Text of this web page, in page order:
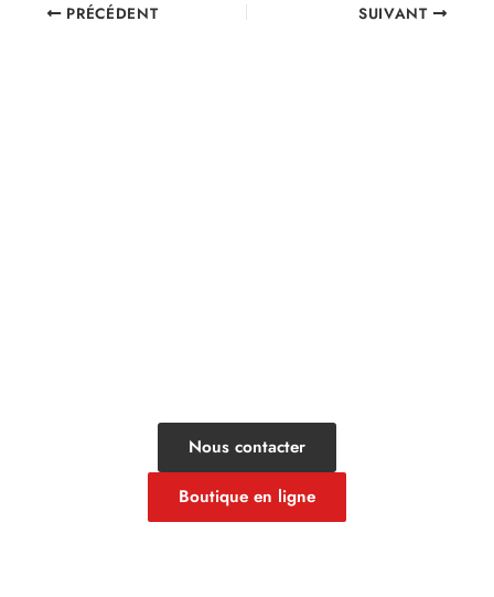
PRÉCÉDENT SUIVANT
Nous contacter
Boutique en ligne